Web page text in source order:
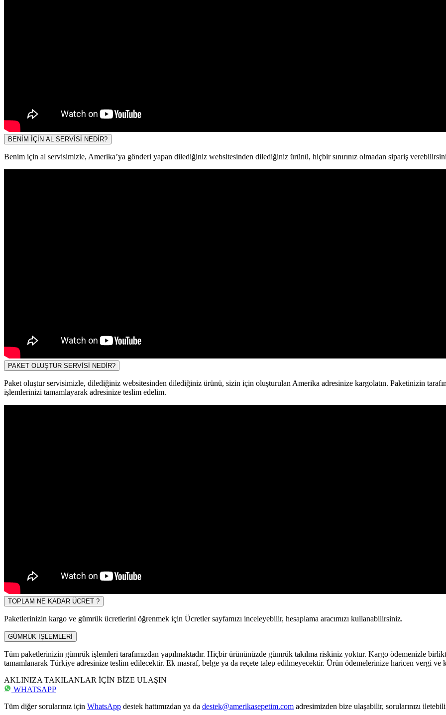
BENİM İÇİN AL SERVİSİ NEDİR?
Benim için al servisimizle, Amerika’ya gönderi yapan dilediğiniz websitesinden dilediğiniz ürünü, hiçbir sınırınız olmadan sipariş
PAKET OLUŞTUR SERVİSİ NEDİR?
Paket oluştur servisimizle, dilediğiniz websitesinden dilediğiniz ürünü, sizin için oluşturulan Amerika adresinize kargolatın. Paketinizin
işlemlerinizi tamamlayarak adresinize teslim edelim.
TOPLAM NE KADAR ÜCRET ?
Paketlerinizin kargo ve gümrük ücretlerini öğrenmek için Ücretler sayfamızı inceleyebilir, hesaplama aracımızı kullanabilirsiniz.
GÜMRÜK İŞLEMLERİ
Tüm paketlerinizin gümrük işlemleri tarafımızdan yapılmaktadır. Hiçbir ürününüzde gümrük takılma riskiniz yoktur. Kargo ödemenizle
tamamlanarak Türkiye adresinize teslim edilecektir. Ek masraf, belge ya da reçete talep edilmeyecektir. Ürün ödemelerinize haricen vergi ve
AKLINIZA TAKILANLAR İÇİN BİZE ULAŞIN
WHATSAPP
Tüm diğer sorularınız için WhatsApp destek hattımızdan ya da destek@amerikasepetim.com adresimizden bize ulaşabilir, sorularınızı